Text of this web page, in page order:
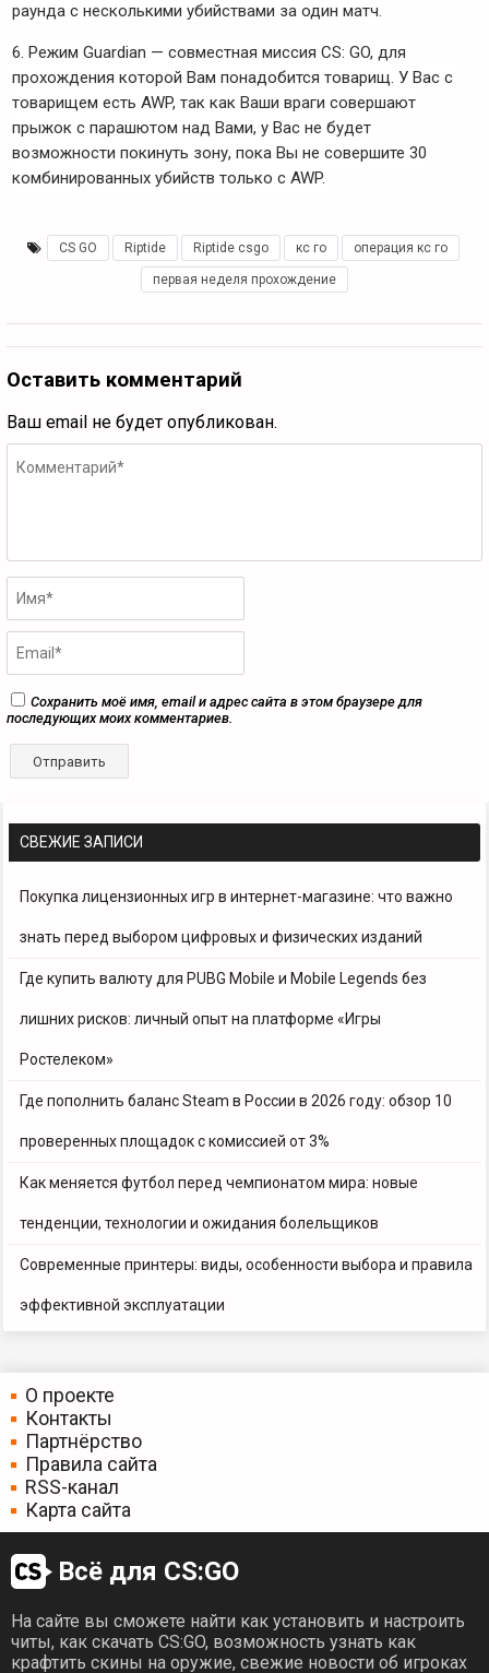
СВЕЖИЕ ЗАПИСИ
Покупка лицензионных игр в интернет-магазине: что важно
знать перед выбором цифровых и физических изданий
Где купить валюту для PUBG Mobile и Mobile Legends без
лишних рисков: личный опыт на платформе «Игры
Ростелеком»
Где пополнить баланс Steam в России в 2026 году: обзор 10
проверенных площадок с комиссией от 3%
Как меняется футбол перед чемпионатом мира: новые
тенденции, технологии и ожидания болельщиков
Современные принтеры: виды, особенности выбора и правила
эффективной эксплуатации
раунда с несколькими убийствами за один матч.
6. Режим Guardian — совместная миссия CS: GO, для
прохождения которой Вам понадобится товарищ. У Вас с
товарищем есть AWP, так как Ваши враги совершают
прыжок с парашютом над Вами, у Вас не будет
возможности покинуть зону, пока Вы не совершите 30
комбинированных убийств только с AWP.
CS GO Riptide Riptide csgo кс го операция кс го
первая неделя прохождение
Оставить комментарий
Ваш email не будет опубликован.
Сохранить моё имя, email и адрес сайта в этом браузере для
последующих моих комментариев.
О проекте
Контакты
Партнёрство
Правила сайта
RSS-канал
Карта сайта
Всё для CS:GO
На сайте вы сможете найти как установить и настроить
читы, как скачать CS:GO, возможность узнать как
крафтить скины на оружие, свежие новости об игроках